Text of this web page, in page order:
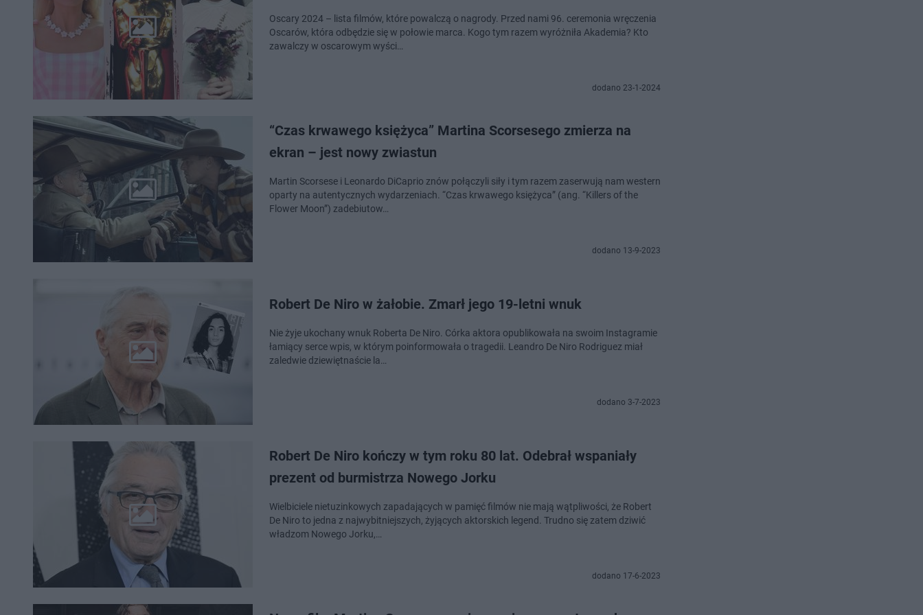
Oscary 2024 – lista filmów, które powalczą o nagrody. Przed nami 96. ceremonia wręczenia
Oscarów, która odbędzie się w połowie marca. Kogo tym razem wyróżniła Akademia? Kto
zawalczy w oscarowym wyści…
dodano 23-1-2024
“Czas krwawego księżyca” Martina Scorsesego zmierza na
ekran – jest nowy zwiastun
Martin Scorsese i Leonardo DiCaprio znów połączyli siły i tym razem zaserwują nam western
oparty na autentycznych wydarzeniach. “Czas krwawego księżyca” (ang. “Killers of the
Flower Moon”) zadebiutow…
dodano 13-9-2023
Robert De Niro w żałobie. Zmarł jego 19-letni wnuk
Nie żyje ukochany wnuk Roberta De Niro. Córka aktora opublikowała na swoim Instagramie
łamiący serce wpis, w którym poinformowała o tragedii. Leandro De Niro Rodriguez miał
zaledwie dziewiętnaście la…
dodano 3-7-2023
Robert De Niro kończy w tym roku 80 lat. Odebrał wspaniały
prezent od burmistrza Nowego Jorku
Wielbiciele nietuzinkowych zapadających w pamięć filmów nie mają wątpliwości, że Robert
De Niro to jedna z najwybitniejszych, żyjących aktorskich legend. Trudno się zatem dziwić
władzom Nowego Jorku,…
dodano 17-6-2023